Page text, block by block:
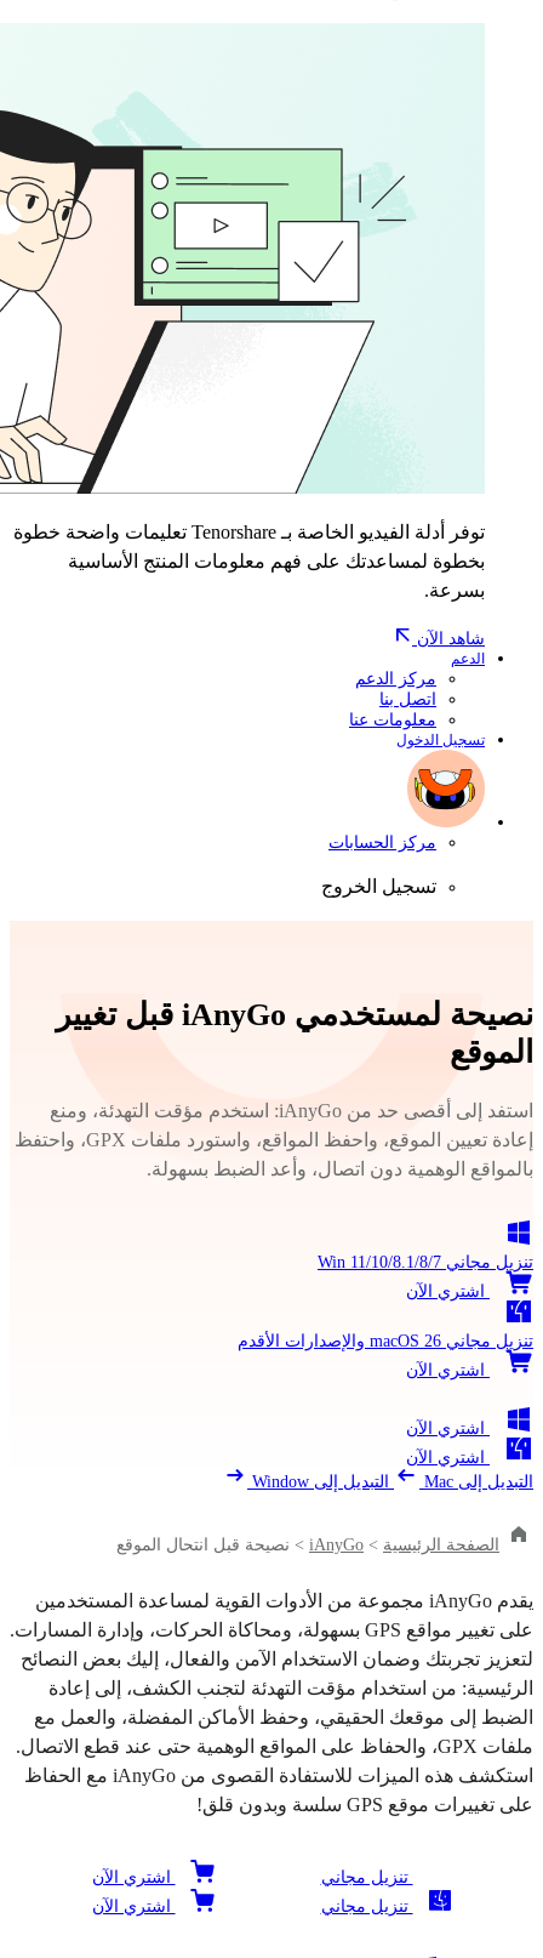
توفر أدلة الفيديو الخاصة بـ Tenorshare تعليمات واضحة خطوة
بخطوة لمساعدتك على فهم معلومات المنتج الأساسية
بسرعة.
شاهد الآن
الدعم
مركز الدعم
اتصل بنا
معلومات عنا
تسجيل الدخول
مركز الحسابات
تسجيل الخروج
نصيحة لمستخدمي iAnyGo قبل تغيير
الموقع
استفد إلى أقصى حد من iAnyGo: استخدم مؤقت التهدئة، ومنع
إعادة تعيين الموقع، واحفظ المواقع، واستورد ملفات GPX، واحتفظ
بالمواقع الوهمية دون اتصال، وأعد الضبط بسهولة.
تنزيل مجاني Win 11/10/8.1/8/7
اشتري الآن
تنزيل مجاني macOS 26 والإصدارات الأقدم
اشتري الآن
اشتري الآن
اشتري الآن
التبديل إلى Mac
التبديل إلى Window
الصفحة الرئيسية >
iAnyGo
> نصيحة قبل انتحال الموقع
يقدم iAnyGo مجموعة من الأدوات القوية لمساعدة المستخدمين
على تغيير مواقع GPS بسهولة، ومحاكاة الحركات، وإدارة المسارات.
لتعزيز تجربتك وضمان الاستخدام الآمن والفعال، إليك بعض النصائح
الرئيسية: من استخدام مؤقت التهدئة لتجنب الكشف، إلى إعادة
الضبط إلى موقعك الحقيقي، وحفظ الأماكن المفضلة، والعمل مع
ملفات GPX، والحفاظ على المواقع الوهمية حتى عند قطع الاتصال.
استكشف هذه الميزات للاستفادة القصوى من iAnyGo مع الحفاظ
على تغييرات موقع GPS سلسة وبدون قلق!
تنزيل مجاني
اشتري الآن
تنزيل مجاني
اشتري الآن